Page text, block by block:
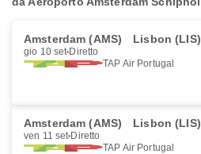
Amsterdam (AMS) Lisbon (LIS)
gio 10 set Diretto
TAP Air Portugal
Amsterdam (AMS) Lisbon (LIS)
ven 11 set Diretto
TAP Air Portugal